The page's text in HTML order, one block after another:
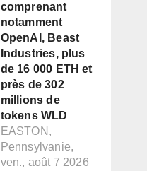
comprenant
notamment
OpenAI, Beast
Industries, plus
de 16 000 ETH et
près de 302
millions de
tokens WLD
EASTON,
Pennsylvanie,
ven., août 7 2026